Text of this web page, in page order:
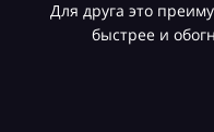
Для друга это
быстрее и